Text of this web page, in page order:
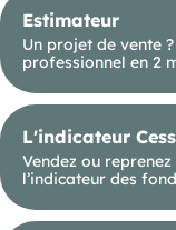
Estimateur
Un projet de vente
professionnel en 2
L'indicateur
Vendez ou
l’indicateur des